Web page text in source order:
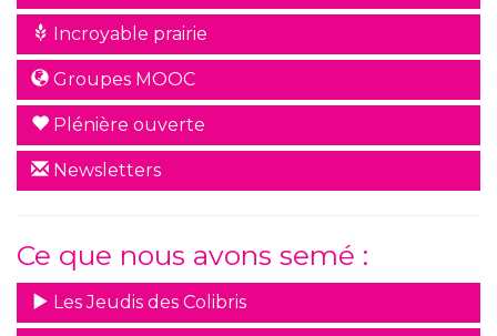
Incroyable prairie
Groupes MOOC
Plénière ouverte
Newsletters
Ce que nous avons semé :
Les Jeudis des Colibris